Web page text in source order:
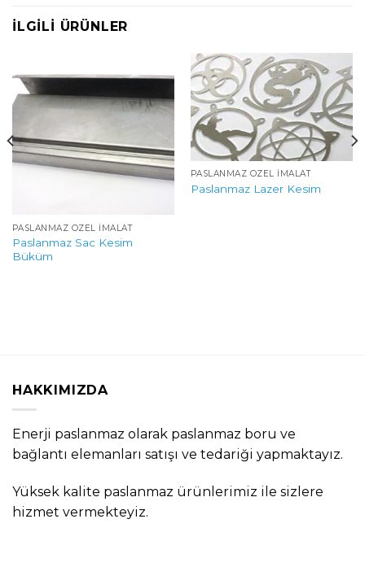
İLGILI ÜRÜNLER
PASLANMAZ ÖZEL İMALAT
Paslanmaz Sac Kesim
Büküm
PASLANMAZ ÖZEL İMALAT
Paslanmaz Lazer Kesim
HAKKIMIZDA
Enerji paslanmaz olarak paslanmaz boru ve
bağlantı elemanları satışı ve tedariği yapmaktayız.
Yüksek kalite paslanmaz ürünlerimiz ile sizlere
hizmet vermekteyiz.